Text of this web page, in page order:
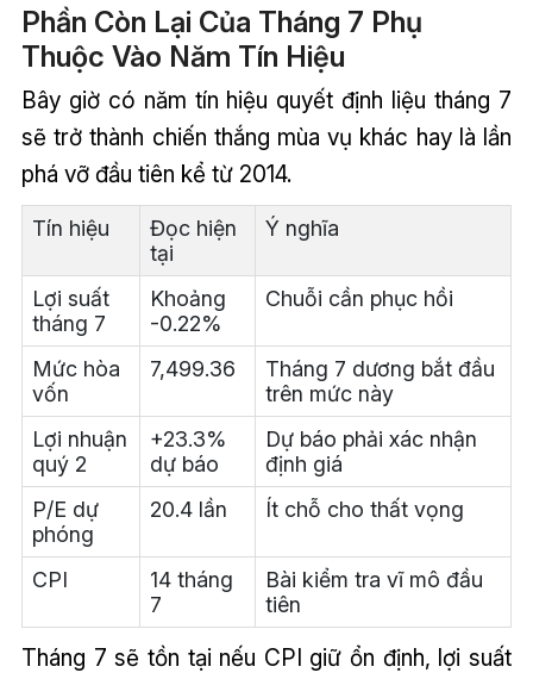
Phần Còn Lại Của Tháng 7 Phụ
Thuộc Vào Năm Tín Hiệu
Bây giờ có năm tín hiệu quyết định liệu tháng 7
sẽ trở thành chiến thắng mùa vụ khác hay là lần
phá vỡ đầu tiên kể từ 2014.
Tín hiệu
Đọc hiện
tại
Ý nghĩa
Lợi suất
tháng 7
Khoảng
-0.22%
Chuỗi cần phục hồi
Mức hòa
vốn
7,499.36
Tháng 7 dương bắt đầu
trên mức này
Lợi nhuận
quý 2
+23.3%
dự báo
Dự báo phải xác nhận
định giá
P/E dự
phóng
20.4 lần Ít chỗ cho thất vọng
CPI
14 tháng
7
Bài kiểm tra vĩ mô đầu
tiên
Tháng 7 sẽ tồn tại nếu CPI giữ ổn định, lợi suất